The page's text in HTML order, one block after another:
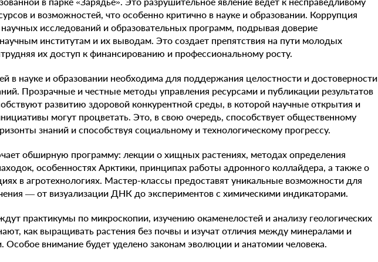
и возможностей, что особенно критично в науке и образовании. Коррупция
научных исследований и образовательных программ, подрывая доверие
институтам и их выводам. Это создает препятствия на пути молодых
их доступ к финансированию и профессиональному росту.
в науке и образовании необходима для поддержания целостности и достоверности
Прозрачные и честные методы управления ресурсами и публикации результатов
развитию здоровой конкурентной среды, в которой научные открытия и
могут процветать. Это, в свою очередь, способствует общественному
знаний и способствуя социальному и технологическому прогрессу.
обширную программу: лекции о хищных растениях, методах определения
особенностях Арктики, принципах работы адронного коллайдера, а также о
в агротехнологиях. Мастер-классы предоставят уникальные возможности для
— от визуализации ДНК до экспериментов с химическими индикаторами.
практикумы по микроскопии, изучению окаменелостей и анализу геологических
как выращивать растения без почвы и изучат отличия между минералами и
внимание будет уделено законам эволюции и анатомии человека.